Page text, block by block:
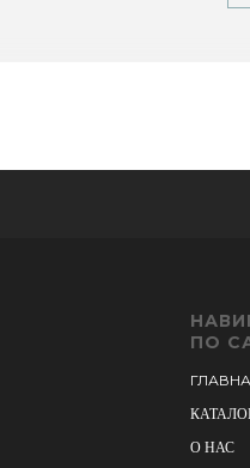
ПО
О НАС